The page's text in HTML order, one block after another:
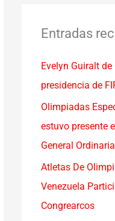
a
p
o
r
:
Entradas
Evelyn Guiralt
presidencia de
Olimpiadas
estuvo presente
General
Atletas De
Venezuela
Congrearcos